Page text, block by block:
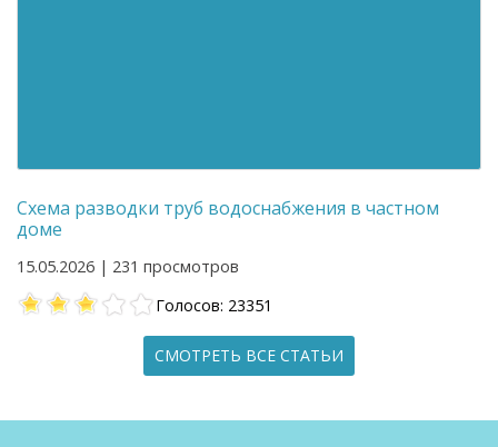
Схема разводки труб водоснабжения в частном
доме
15.05.2026 | 231 просмотров
Голосов: 23351
СМОТРЕТЬ ВСЕ СТАТЬИ